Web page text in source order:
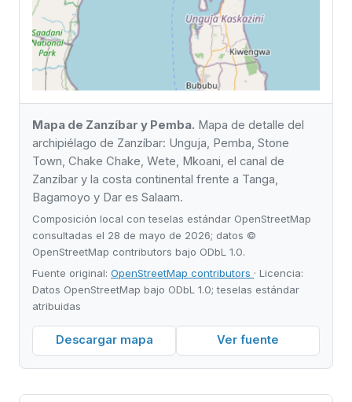
Mapa de Zanzíbar y Pemba. Mapa de detalle del
archipiélago de Zanzíbar: Unguja, Pemba, Stone
Town, Chake Chake, Wete, Mkoani, el canal de
Zanzíbar y la costa continental frente a Tanga,
Bagamoyo y Dar es Salaam.
Composición local con teselas estándar OpenStreetMap
consultadas el 28 de mayo de 2026; datos ©
OpenStreetMap contributors bajo ODbL 1.0.
Fuente original: OpenStreetMap contributors · Licencia:
Datos OpenStreetMap bajo ODbL 1.0; teselas estándar
atribuidas
Descargar mapa Ver fuente